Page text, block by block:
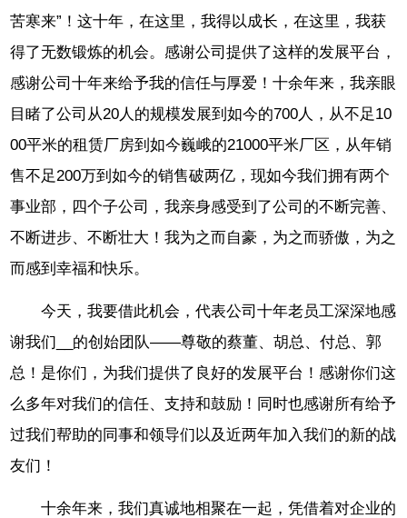
苦寒来”！这十年，在这里，我得以成长，在这里，我获
得了无数锻炼的机会。感谢公司提供了这样的发展平台，
感谢公司十年来给予我的信任与厚爱！十余年来，我亲眼
目睹了公司从20人的规模发展到如今的700人，从不足10
00平米的租赁厂房到如今巍峨的21000平米厂区，从年销
售不足200万到如今的销售破两亿，现如今我们拥有两个
事业部，四个子公司，我亲身感受到了公司的不断完善、
不断进步、不断壮大！我为之而自豪，为之而骄傲，为之
而感到幸福和快乐。
今天，我要借此机会，代表公司十年老员工深深地感
谢我们__的创始团队——尊敬的蔡董、胡总、付总、郭
总！是你们，为我们提供了良好的发展平台！感谢你们这
么多年对我们的信任、支持和鼓励！同时也感谢所有给予
过我们帮助的同事和领导们以及近两年加入我们的新的战
友们！
十余年来，我们真诚地相聚在一起，凭借着对企业的